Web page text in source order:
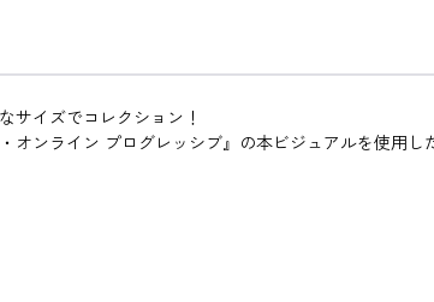
サイズでコレクション！
・オンライン プログレッシブ』の本ビジュアルを使用